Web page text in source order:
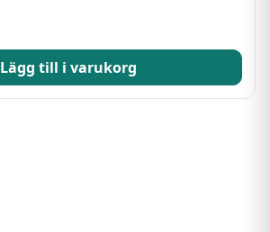
Lägg till i varukorg